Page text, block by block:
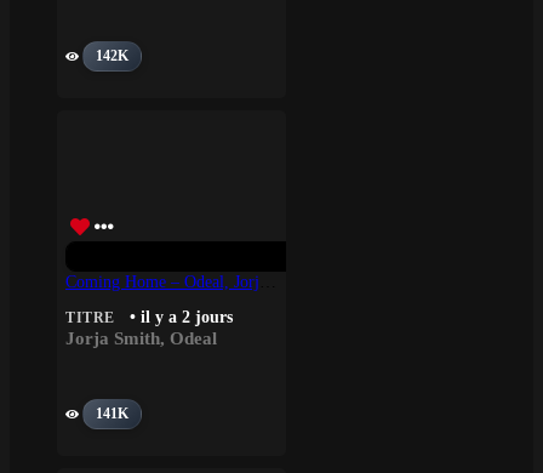
142K
TITRE • il y a 2 jours
Jorja Smith, Odeal
141K